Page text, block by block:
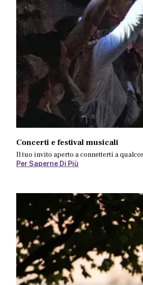
Concerti e festival musicali
Il tuo invito aperto a connetterti a
Per Saperne Di Più